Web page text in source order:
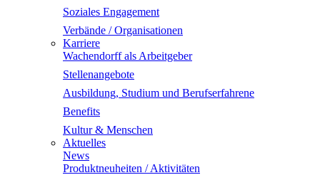
Soziales Engagement
Verbände / Organisationen
Karriere
Wachendorff als Arbeitgeber
Stellenangebote
Ausbildung, Studium und Berufserfahrene
Benefits
Kultur & Menschen
Aktuelles
News
Produktneuheiten / Aktivitäten